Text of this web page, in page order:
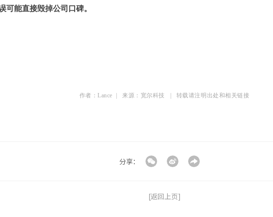
可能直接毁掉公司口碑。
作者：Lance | 来源：宽尔科技 | 转载请注明出处和相关链接
分享：
[返回上页]